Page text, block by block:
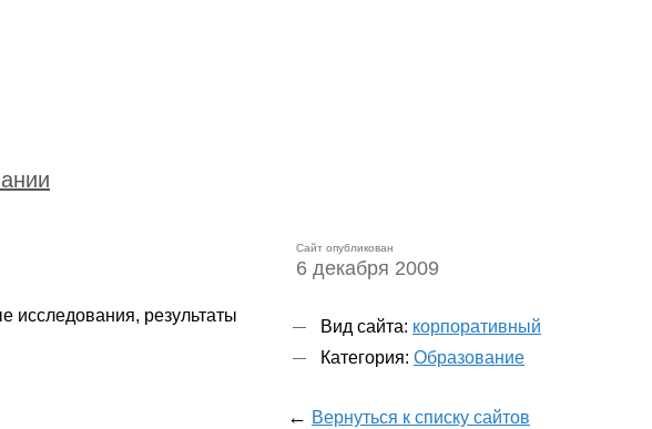
Сайт опубликован
6 декабря 2009
Вид сайта: корпоративный
Категория: Образование
← Вернуться к списку сайтов
исследования, результаты